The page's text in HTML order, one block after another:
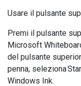
Usare il pulsante
Premi il pulsante
Microsoft
del pulsante
penna, seleziona
Windows Ink.